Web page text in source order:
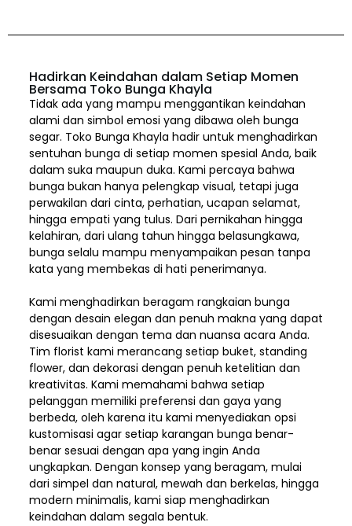
Hadirkan Keindahan dalam Setiap Momen
Bersama Toko Bunga Khayla
Tidak ada yang mampu menggantikan keindahan
alami dan simbol emosi yang dibawa oleh bunga
segar. Toko Bunga Khayla hadir untuk menghadirkan
sentuhan bunga di setiap momen spesial Anda, baik
dalam suka maupun duka. Kami percaya bahwa
bunga bukan hanya pelengkap visual, tetapi juga
perwakilan dari cinta, perhatian, ucapan selamat,
hingga empati yang tulus. Dari pernikahan hingga
kelahiran, dari ulang tahun hingga belasungkawa,
bunga selalu mampu menyampaikan pesan tanpa
kata yang membekas di hati penerimanya.
Kami menghadirkan beragam rangkaian bunga
dengan desain elegan dan penuh makna yang dapat
disesuaikan dengan tema dan nuansa acara Anda.
Tim florist kami merancang setiap buket, standing
flower, dan dekorasi dengan penuh ketelitian dan
kreativitas. Kami memahami bahwa setiap
pelanggan memiliki preferensi dan gaya yang
berbeda, oleh karena itu kami menyediakan opsi
kustomisasi agar setiap karangan bunga benar-
benar sesuai dengan apa yang ingin Anda
ungkapkan. Dengan konsep yang beragam, mulai
dari simpel dan natural, mewah dan berkelas, hingga
modern minimalis, kami siap menghadirkan
keindahan dalam segala bentuk.